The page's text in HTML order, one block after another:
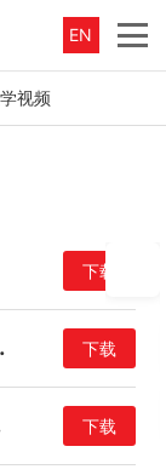
EN
视频
下载
明书 下载
书 下载